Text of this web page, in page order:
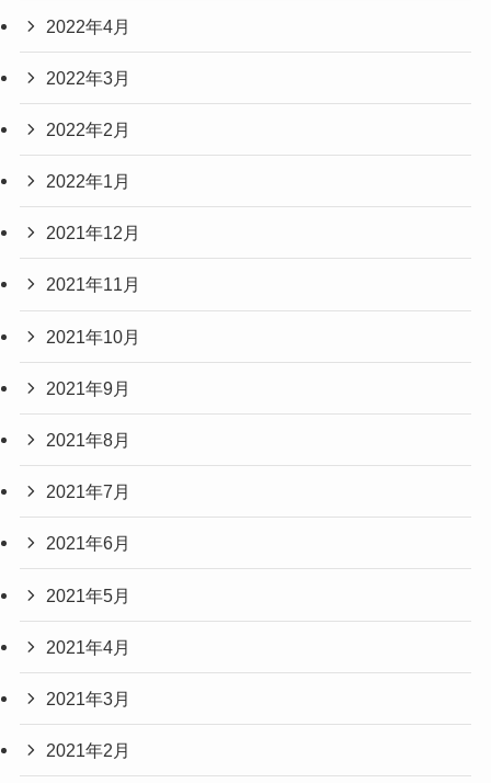
2022年4月
2022年3月
2022年2月
2022年1月
2021年12月
2021年11月
2021年10月
2021年9月
2021年8月
2021年7月
2021年6月
2021年5月
2021年4月
2021年3月
2021年2月